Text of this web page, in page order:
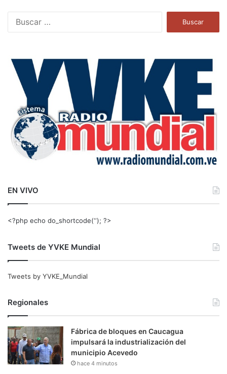
a
EN VIVO
<?php echo do_shortcode(‘‘); ?>
Tweets de YVKE Mundial
Tweets by YVKE_Mundial
Regionales
Fábrica de bloques en Caucagua
impulsará la industrialización del
municipio Acevedo
hace 4 minutos